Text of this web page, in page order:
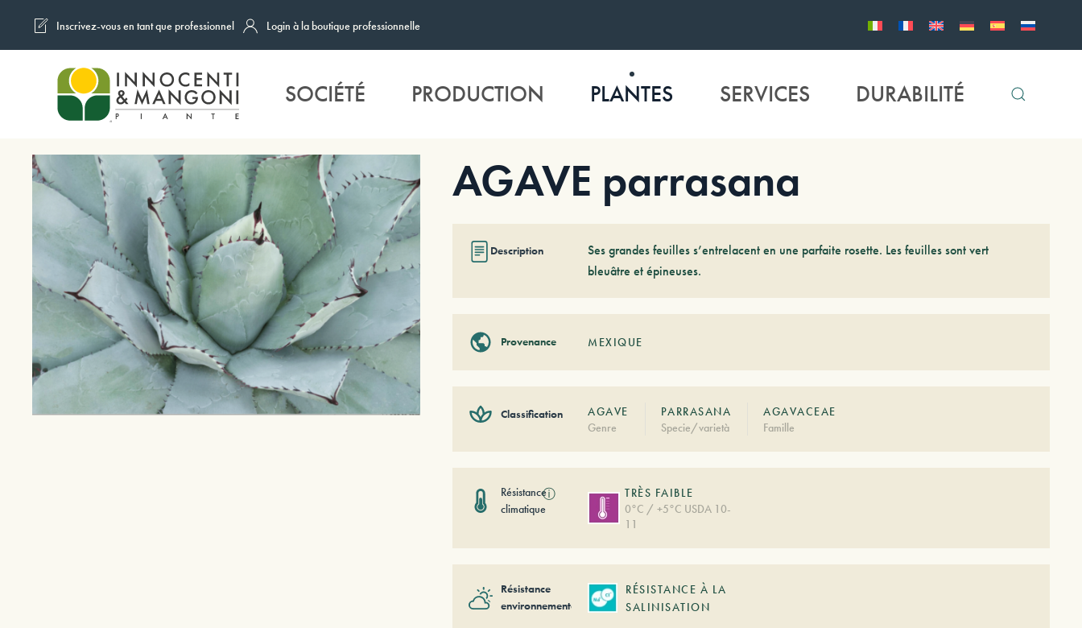
Skip to main content
Inscrivez-vous en tant que professionnel Login à la boutique professionnelle
SOCIÉTÉ PRODUCTION PLANTES SERVICES DURABILITÉ
AGAVE parrasana
Description
Ses grandes feuilles s’entrelacent en une parfaite rosette. Les feuilles sont vert
bleuâtre et épineuses.
Provenance MEXIQUE
Classification
AGAVE
Genre
PARRASANA
Specie/varietà
AGAVACEAE
Famille
Résistance
climatique
ⓘ
TRÈS FAIBLE
0°C / +5°C USDA 10-
11
Résistance
environnementale
RÉSISTANCE À LA
SALINISATION